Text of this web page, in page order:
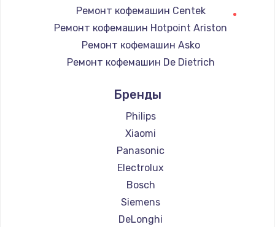
Ремонт кофемашин Centek
Ремонт кофемашин Hotpoint Ariston
Ремонт кофемашин Asko
Ремонт кофемашин De Dietrich
Ремонт кофемашин Ascaso
Ремонт кофемашин Jura
Ремонт кофемашин Olympia
Ремонт кофемашин Saeco
Ремонт кофемашин La Cimbali
Ремонт кофемашин WMF
Ремонт кофемашин Yamaguchi
Ремонт кофемашин Nivona
Бренды
Philips
Xiaomi
Panasonic
Electrolux
Bosch
Siemens
DeLonghi